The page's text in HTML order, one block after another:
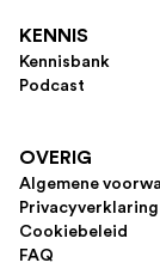
KENNIS
Kennisbank
Podcast
OVERIG
Algemene
Privacyverklaring
Cookiebeleid
FAQ